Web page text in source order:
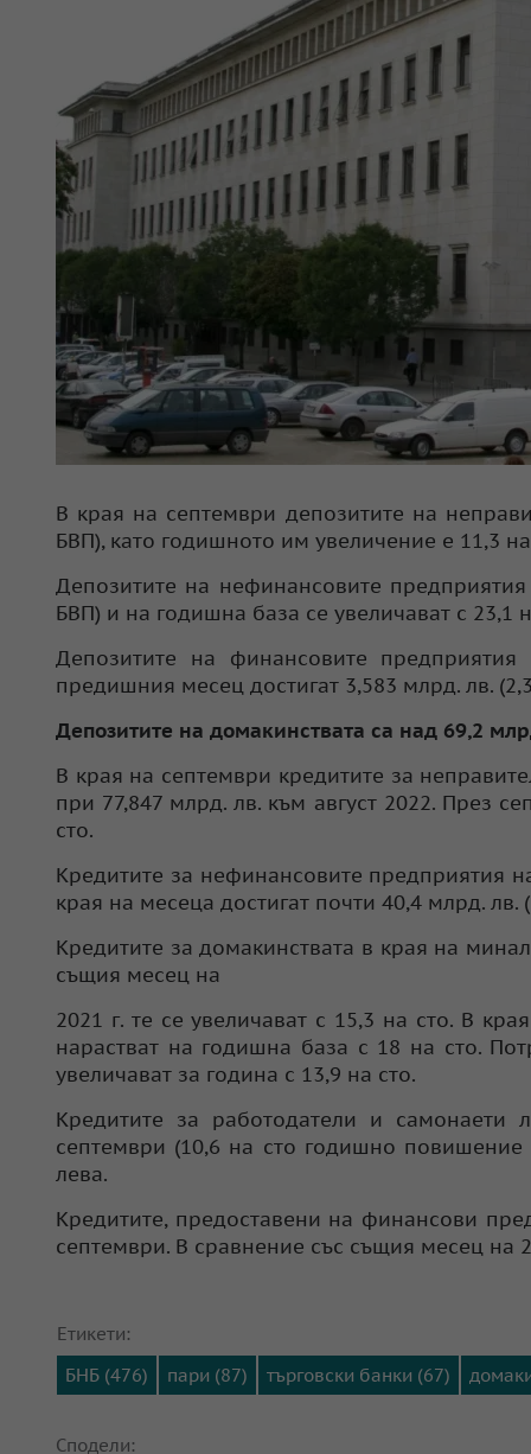
В края на септември депозитите на
БВП), като годишното им увеличение е 11,3
Депозитите на нефинансовите
БВП) и на годишна база се увеличават с 23,1
Депозитите на финансовите
предишния месец достигат 3,583 млрд. лв.
Депозитите на домакинствата са над 69,2
В края на септември кредитите за
при 77,847 млрд. лв. към август 2022. През
сто.
Кредитите за нефинансовите предприятия
края на месеца достигат почти 40,4 млрд. лв.
Кредитите за домакинствата в края на
същия месец на
2021 г. те се увеличават с 15,3 на сто. В
нарастват на годишна база с 18 на сто.
увеличават за година с 13,9 на сто.
Кредитите за работодатели и
септември (10,6 на сто годишно
лева.
Кредитите, предоставени на финансови
септември. В сравнение със същия месец на
Етикети:
БНБ (476)
пари (87) търговски банки (67)
Сподели: